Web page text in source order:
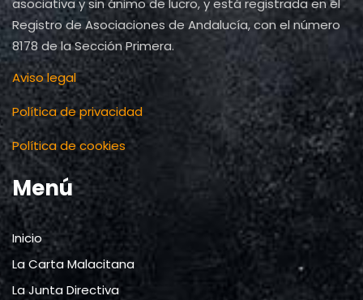
asociativa y sin ánimo de lucro, y está registrada en el
Registro de Asociaciones de Andalucía, con el número
8178 de la Sección Primera.
Aviso legal
Política de privacidad
Política de cookies
Menú
Inicio
La Carta Malacitana
La Junta Directiva